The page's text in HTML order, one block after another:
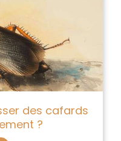
des cafards
?